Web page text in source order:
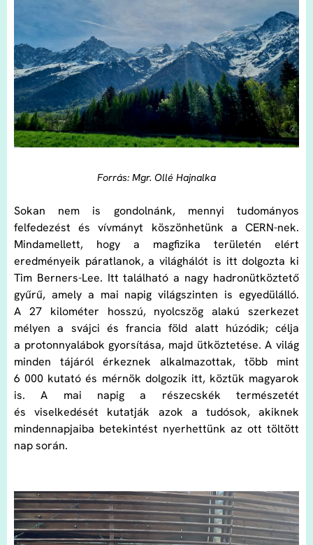
Forrás: Mgr. Ollé Hajnalka
Sokan nem is gondolnánk, mennyi tudományos
felfedezést és vívmányt köszönhetünk a CERN-nek.
Mindamellett, hogy a magfizika területén elért
eredményeik páratlanok, a világhálót is itt dolgozta ki
Tim Berners-Lee. Itt található a nagy hadronütköztető
gyűrű, amely a mai napig világszinten is egyedülálló.
A 27 kilométer hosszú, nyolcszög alakú szerkezet
mélyen a svájci és francia föld alatt húzódik; célja
a protonnyalábok gyorsítása, majd ütköztetése. A világ
minden tájáról érkeznek alkalmazottak, több mint
6 000 kutató és mérnök dolgozik itt, köztük magyarok
is. A mai napig a részecskék természetét
és viselkedését kutatják azok a tudósok, akiknek
mindennapjaiba betekintést nyerhettünk az ott töltött
nap során.